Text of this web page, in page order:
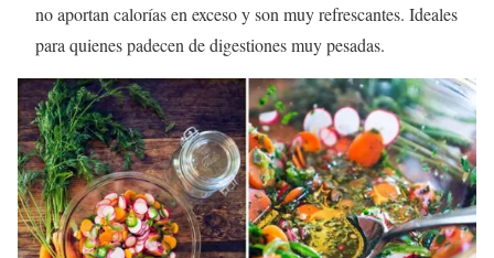
no aportan calorías en exceso y son muy refrescantes. Ideales
para quienes padecen de digestiones muy pesadas.